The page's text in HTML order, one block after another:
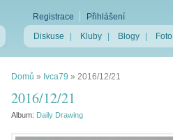
Registrace
Přihlášení
Diskuse
Kluby Blogy Foto
Domů » Ivca79 » 2016/12/21
2016/12/21
Album: Daily Drawing